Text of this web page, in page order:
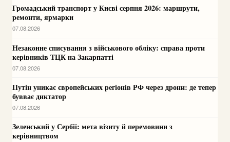
Громадський транспорт у Києві серпня 2026: маршрути,
ремонти, ярмарки
07.08.2026
Незаконне списування з військового обліку: справа проти
керівників ТЦК на Закарпатті
07.08.2026
Путін уникає європейських регіонів РФ через дрони: де тепер
бувває диктатор
07.08.2026
Зеленський у Сербії: мета візиту й перемовини з
керівництвом